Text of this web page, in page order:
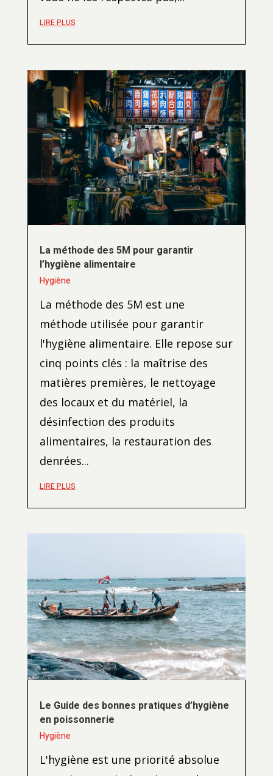
LIRE PLUS
La méthode des 5M pour garantir
l’hygiène alimentaire
Hygiène
La méthode des 5M est une
méthode utilisée pour garantir
l'hygiène alimentaire. Elle repose sur
cinq points clés : la maîtrise des
matières premières, le nettoyage
des locaux et du matériel, la
désinfection des produits
alimentaires, la restauration des
denrées...
LIRE PLUS
Le Guide des bonnes pratiques d’hygiène
en poissonnerie
Hygiène
L'hygiène est une priorité absolue